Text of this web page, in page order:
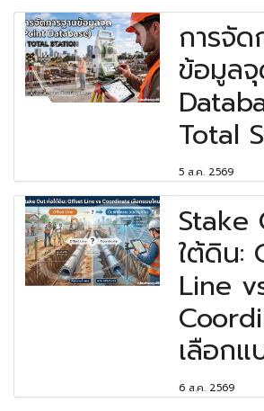
การจัด
ข้อมูล
Total
5 ส.ค. 2569
Stake
ใต้ดิน:
Line
เลือกแ
6 ส.ค. 2569